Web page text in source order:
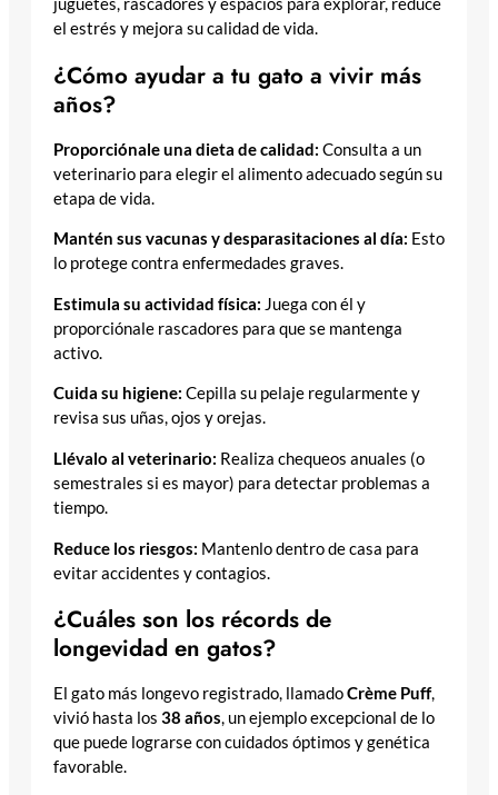
juguetes, rascadores y espacios para explorar, reduce
el estrés y mejora su calidad de vida.
¿Cómo ayudar a tu gato a vivir más
años?
Proporciónale una dieta de calidad: Consulta a un
veterinario para elegir el alimento adecuado según su
etapa de vida.
Mantén sus vacunas y desparasitaciones al día: Esto
lo protege contra enfermedades graves.
Estimula su actividad física: Juega con él y
proporciónale rascadores para que se mantenga
activo.
Cuida su higiene: Cepilla su pelaje regularmente y
revisa sus uñas, ojos y orejas.
Llévalo al veterinario: Realiza chequeos anuales (o
semestrales si es mayor) para detectar problemas a
tiempo.
Reduce los riesgos: Mantenlo dentro de casa para
evitar accidentes y contagios.
¿Cuáles son los récords de
longevidad en gatos?
El gato más longevo registrado, llamadoCrème Puff,
vivió hasta los 38 años, un ejemplo excepcional de lo
que puede lograrse con cuidados óptimos y genética
favorable.